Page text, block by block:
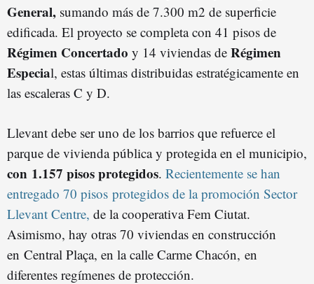
General, sumando más de 7.300 m2 de superficie
edificada. El proyecto se completa con 41 pisos de
Régimen Concertado y 14 viviendas de Régimen
Especial, estas últimas distribuidas estratégicamente en
las escaleras C y D.
Llevant debe ser uno de los barrios que refuerce el
parque de vivienda pública y protegida en el municipio,
con 1.157 pisos protegidos. Recientemente se han
entregado 70 pisos protegidos de la promoción Sector
Llevant Centre, de la cooperativa Fem Ciutat.
Asimismo, hay otras 70 viviendas en construcción
en Central Plaça, en la calle Carme Chacón, en
diferentes regímenes de protección.